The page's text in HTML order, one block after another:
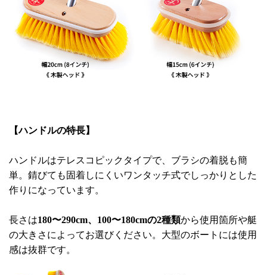
【ハンドルの特長】
ハンドルはテレスコピックタイプで、ブラシの着脱も簡
単。錆びても固着しにくいワンタッチ式でしっかりとした
作りになっています。
長さは180〜290cm、100〜180cmの2種類から使用箇所や艇
の大きさによってお選びください。大型のボートには使用
感は抜群です。